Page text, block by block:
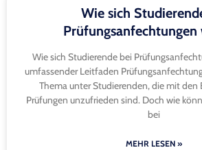
Wie sich
Prüfungsanfechtungen
Wie sich Studierende bei
umfassender Leitfaden
Thema unter Studierenden, die mit den
Prüfungen unzufrieden sind. Doch wie
bei
MEHR LESEN »